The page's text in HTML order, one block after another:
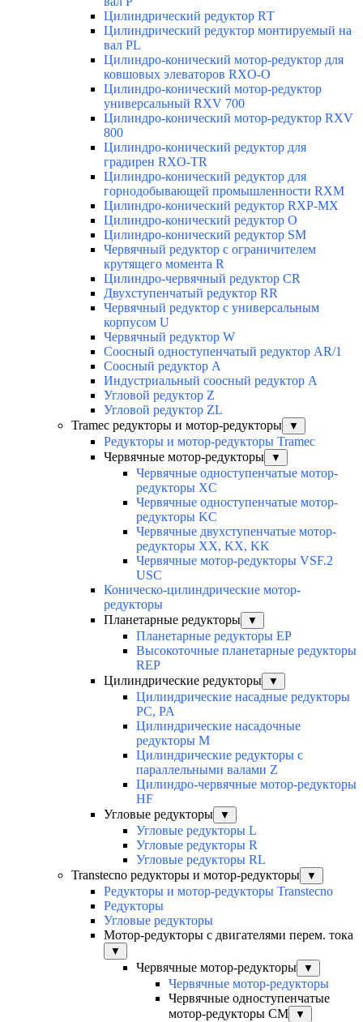
Цилиндрический редуктор RТ
Цилиндрический редуктор монтируемый на
вал РL
Цилиндро-конический мотор-редуктор для
ковшовых элеваторов RXO-O
Цилиндро-конический мотор-редуктор
универсальный RXV 700
Цилиндро-конический мотор-редуктор RXV
800
Цилиндро-конический редуктор для
градирен RXO-TR
Цилиндро-конический редуктор для
горнодобывающей промышленности RXМ
Цилиндро-конический редуктор RXP-MX
Цилиндро-конический редуктор О
Цилиндро-конический редуктор SM
Червячный редуктор с ограничителем
крутящего момента R
Цилиндро-червячный редуктор СR
Двухступенчатый редуктор RR
Червячный редуктор с универсальным
корпусом U
Червячный редуктор W
Соосный одноступенчатый редуктор AR/1
Соосный редуктор А
Индустриальный соосный редуктор А
Угловой редуктор Z
Угловой редуктор ZL
Tramec редукторы и мотор-редукторы
▼
Редукторы и мотор-редукторы Tramec
Червячные мотор-редукторы
▼
Червячные одноступенчатые мотор-
редукторы XC
Червячные одноступенчатые мотор-
редукторы KC
Червячные двухступенчатые мотор-
редукторы XX, KX, KK
Червячные мотор-редукторы VSF.2
USC
Коническо-цилиндрические мотор-
редукторы
Планетарные редукторы
▼
Планетарные редукторы EP
Высокоточные планетарные редукторы
REP
Цилиндрические редукторы
▼
Цилиндрические насадные редукторы
PC, PA
Цилиндрические насадочные
редукторы M
Цилиндрические редукторы с
параллельными валами Z
Цилиндро-червячные мотор-редукторы
HF
Угловые редукторы
▼
Угловые редукторы L
Угловые редукторы R
Угловые редукторы RL
Transtecno редукторы и мотор-редукторы
▼
Редукторы и мотор-редукторы Transtecno
Редукторы
Угловые редукторы
Мотор-редукторы с двигателями перем. тока
▼
Червячные мотор-редукторы ▼
Червячные мотор-редукторы
Червячные одноступенчатые
мотор-редукторы CM
▼